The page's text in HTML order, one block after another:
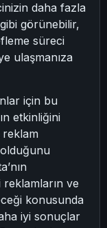
daha fazla
görünebilir,
süreci
ulaşmanıza
için bu
etkinliğini
reklam
reklamların ve
konusunda
iyi sonuçlar